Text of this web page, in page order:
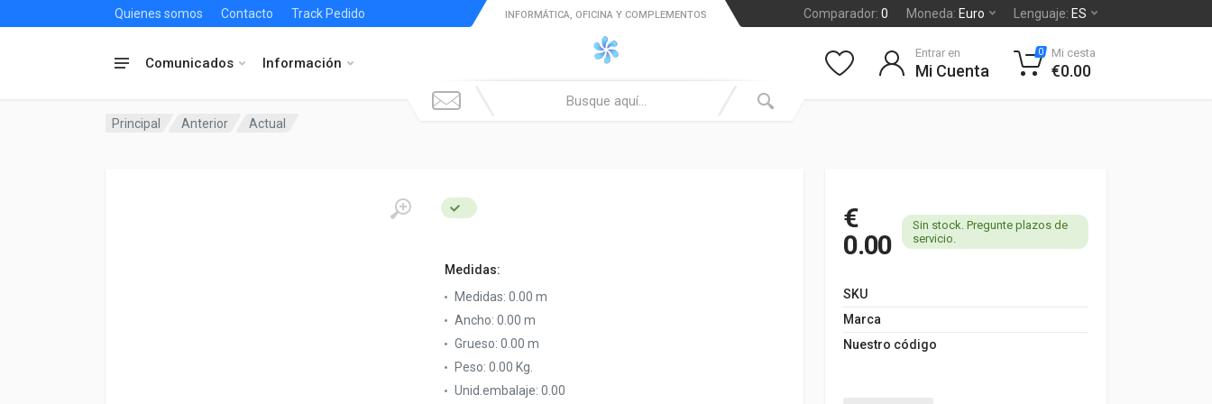
Quienes somos Contacto Track Pedido Comparador: 0 Moneda: Euro Lenguaje: ES
Comunicados Información
INFORMÁTICA, OFICINA Y COMPLEMENTOS
Entrar en
Mi Cuenta
0 Mi cesta
€0.00
Principal Anterior Actual
Medidas:
Medidas: 0.00 m
Ancho: 0.00 m
Grueso: 0.00 m
Peso: 0.00 Kg.
Unid.embalaje: 0.00
€
0.00
Sin stock. Pregunte plazos de
servicio.
SKU
Marca
Nuestro código